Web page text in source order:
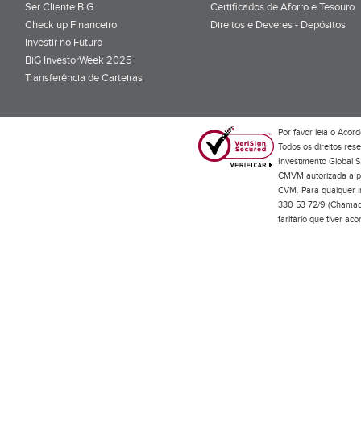
Ser Cliente BiG
Check up Financeiro
Investir no Futuro
BiG InvestorWeek 2025;
Transferência de Carteiras;
Certificados de Aforro e Tesouro
Direitos e Deveres - Depósitos
Por favor leia o
Todos os direitos
Investimento Global
CMVM autorizada a
CVM. Para qualquer
330 53 72/9
tarifário que tiver